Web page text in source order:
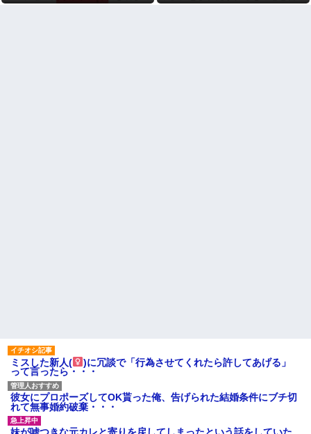
私「ちょっと、人の家の金庫
触らないでよ！」キチママ『そ
こに金庫があったから、開けて
みようとしただけ☆』義兄「泥
は出てけ！二度と来るな！」結
果・・・
私「初めて飲む味だけどなん
のお茶？」彼「ちっ！」私「」
ミスした新人(
)に冗談で「行為させてくれたら許してあげる」
って言ったら・・・
彼女にプロポーズしてOK貰った俺、告げられた結婚条件にブチ切
れて無事婚約破棄・・・